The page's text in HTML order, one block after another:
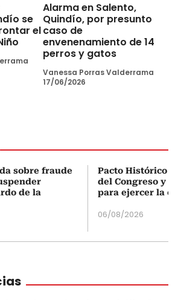
se
el
Alarma en Salento,
Quindío, por presunto
caso de
envenenamiento de 14
perros y gatos
Vanessa Porras Valderrama
17/06/2026
sobre fraude
de la
Pacto Histórico
del Congreso y
para ejercer la
06/08/2026